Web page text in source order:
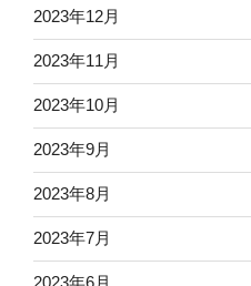
2023年12月
2023年11月
2023年10月
2023年9月
2023年8月
2023年7月